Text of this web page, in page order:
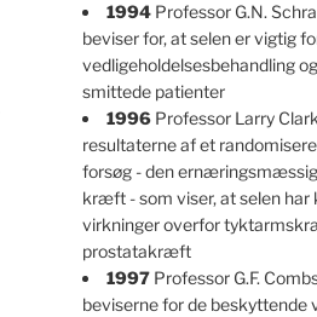
1994Professor G.N.
beviser for, at selen er vigtig
vedligeholdelsesbehandling
smittede patienter
1996Professor Larry
resultaterne af et
forsøg - den
kræft - som viser, at selen
virkninger overfor
prostatakræft
1997Professor G.F.
beviserne for de beskyttende